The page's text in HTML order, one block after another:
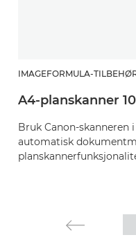
IMAGEFORMULA-
A4-planskanner
Bruk Canon-skanneren
automatisk